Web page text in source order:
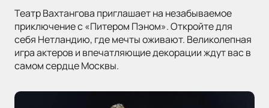
Театр Вахтангова приглашает на незабываемое
приключение с «Питером Пэном». Откройте для
себя Нетландию, где мечты оживают. Великолепная
игра актеров и впечатляющие декорации ждут вас в
самом сердце Москвы.